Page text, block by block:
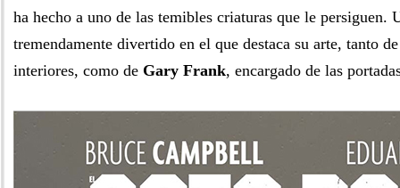
ha hecho a uno de las temibles criaturas que le persiguen.
tremendamente divertido en el que destaca su arte, tanto
interiores, como de Gary Frank, encargado de las